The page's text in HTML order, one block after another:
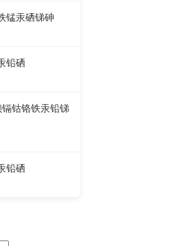
锰汞硒锑砷
铅硒
钴铬铁汞铅锑
铅硒